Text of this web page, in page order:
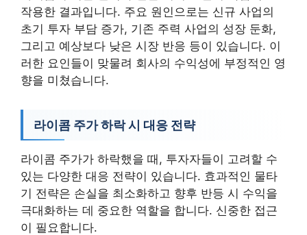
작용한 결과입니다. 주요 원인으로는 신규 사업의
초기 투자 부담 증가, 기존 주력 사업의 성장 둔화,
그리고 예상보다 낮은 시장 반응 등이 있습니다. 이
러한 요인들이 맞물려 회사의 수익성에 부정적인 영
향을 미쳤습니다.
라이콤 주가 하락 시 대응 전략
라이콤 주가가 하락했을 때, 투자자들이 고려할 수
있는 다양한 대응 전략이 있습니다. 효과적인 물타
기 전략은 손실을 최소화하고 향후 반등 시 수익을
극대화하는 데 중요한 역할을 합니다. 신중한 접근
이 필요합니다.